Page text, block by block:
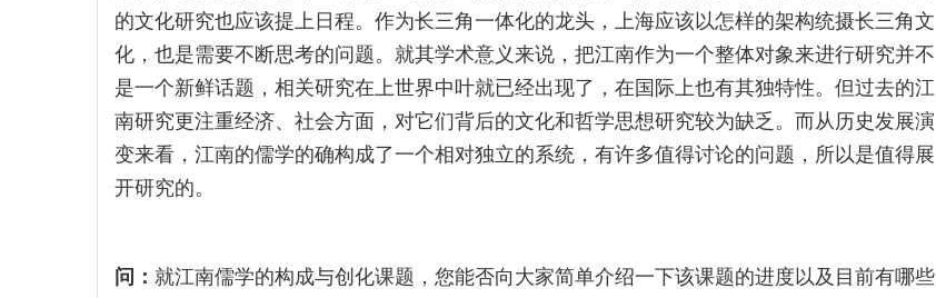
的文化研究也应该提上日程。作为长三角一体化的龙头，上海应该以怎样的架构统摄长三角文
化，也是需要不断思考的问题。就其学术意义来说，把江南作为一个整体对象来进行研究并不
是一个新鲜话题，相关研究在上世界中叶就已经出现了，在国际上也有其独特性。但过去的江
南研究更注重经济、社会方面，对它们背后的文化和哲学思想研究较为缺乏。而从历史发展演
变来看，江南的儒学的确构成了一个相对独立的系统，有许多值得讨论的问题，所以是值得展
开研究的。
问： 就江南儒学的构成与创化课题，您能否向大家简单介绍一下该课题的进度以及目前有哪些